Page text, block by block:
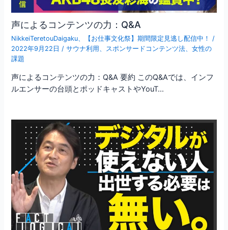
声によるコンテンツの力：Q&A
NikkeiTeretouDaigaku、 【お仕事文化祭】期間限定見逃し配信中！ /
2022年9月22日 /サウナ利用 、 スポンサードコンテンツ法、女性の
課題
声によるコンテンツの力：Q&A 要約 このQ&Aでは、インフ
ルエンサーの台頭とポッドキャストやYouT…